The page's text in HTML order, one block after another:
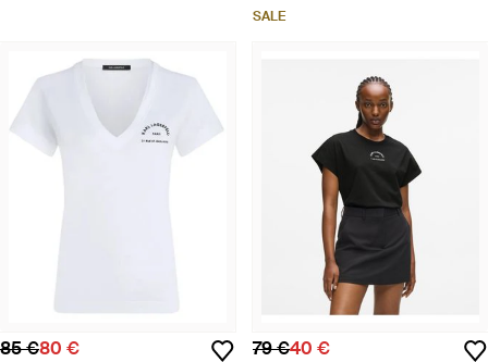
SALE
85 €80 € 79 €40 €